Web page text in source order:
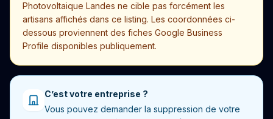
Photovoltaique Landes ne cible pas forcément les
artisans affichés dans ce listing. Les coordonnées ci-
dessous proviennent des fiches Google Business
Profile disponibles publiquement.
C’est votre entreprise ?
Vous pouvez demander la suppression de votre